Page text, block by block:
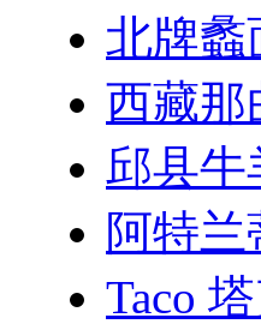
北牌蠡
西藏那
邱县牛
阿特
Taco